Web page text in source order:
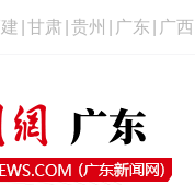
甘肃 贵州 广东 广西